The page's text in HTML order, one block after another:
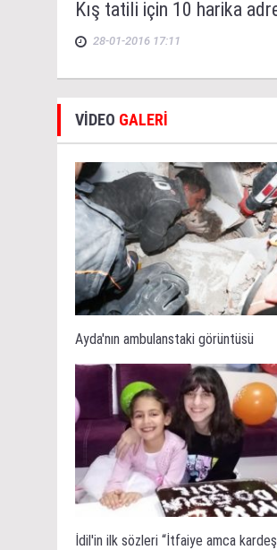
Kış tatili için 10 harika
28-01-2016 17:11
VİDEO GALERİ
Ayda'nın ambulanstaki görüntüsü
İdil'in ilk sözleri “İtfaiye amca